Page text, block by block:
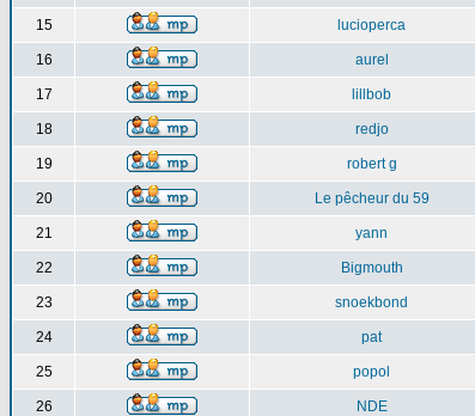
15 lucioperca
16 aurel
17 lillbob
18 redjo
19 robert g
20 Le pêcheur du 59
21 yann
22 Bigmouth
23 snoekbond
24 pat
25 popol
26 NDE